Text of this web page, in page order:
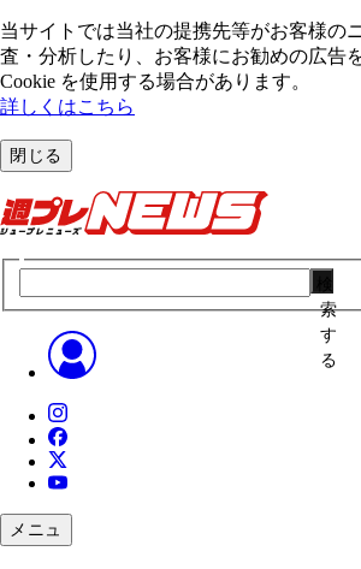
当サイトでは当社の提携先等がお客様の
査・分析したり、お客様にお勧めの広告
Cookie を使⽤する場合があります。
詳しくはこちら
閉じる
索
す
る
メニュ